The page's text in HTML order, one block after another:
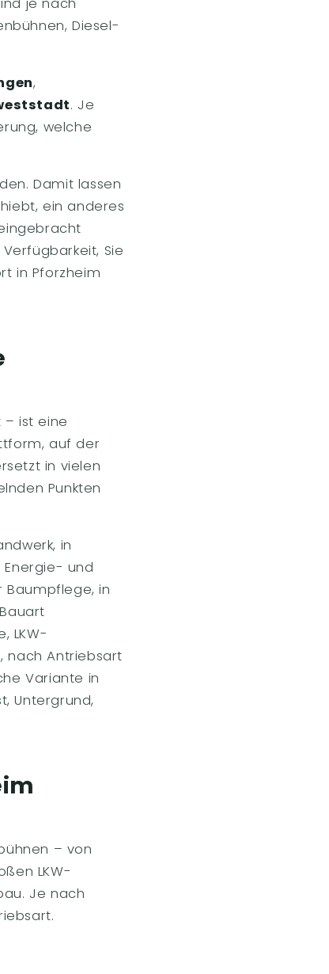
Diesel-
,
. Je
welche
Damit lassen
ein anderes
Sie
in Pforzheim
– ist eine
auf der
in vielen
Punkten
in
Energie- und
Baumpflege, in
LKW-
nach Antriebsart
Variante in
Untergrund,
– von
LKW-
Je nach